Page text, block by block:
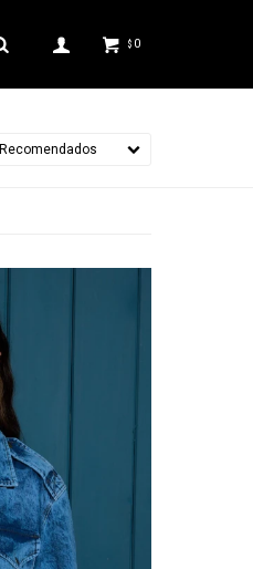
$ 0
Recomendados